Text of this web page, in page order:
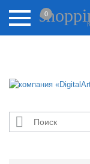
Внимание! Цены
0
